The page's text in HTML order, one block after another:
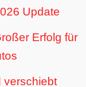
Update
Erfolg für
verschiebt